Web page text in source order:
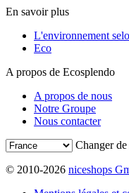
En savoir plus
L'environnement
Eco
A propos de Ecosplendo
A propos de nous
Notre Groupe
Nous contacter
Changer
© 2010-2026 niceshops